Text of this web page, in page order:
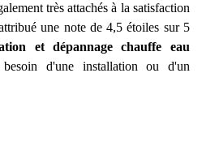
très attachés à la satisfaction
une note de 4,5 étoiles sur 5
et dépannage chauffe eau
d'une installation ou d'un